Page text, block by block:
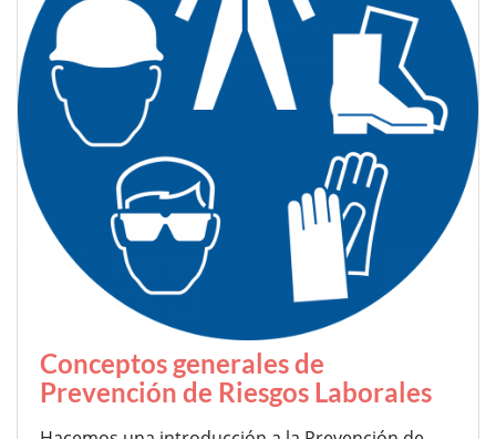
Conceptos generales de
Prevención de Riesgos Laborales